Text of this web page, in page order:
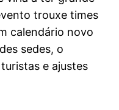
trouxe times
calendário novo
sedes, o
e ajustes